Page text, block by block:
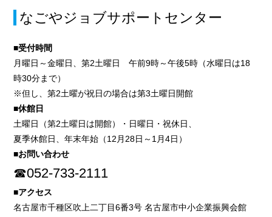
なごやジョブサポートセンター
■受付時間
月曜日～金曜日、第2土曜日 午前9時～午後5時（水曜日は18
時30分まで）
※但し、第2土曜が祝日の場合は第3土曜日開館
■休館日
土曜日（第2土曜日は開館）・日曜日・祝休日、
夏季休館日、年末年始（12月28日～1月4日）
■お問い合わせ
☎052-733-2111
■アクセス
名古屋市千種区吹上二丁目6番3号 名古屋市中小企業振興会館